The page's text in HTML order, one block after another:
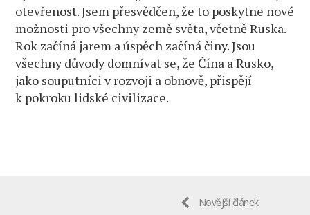
otevřenost. Jsem přesvědčen, že to poskytne nové
možnosti pro všechny země světa, včetně Ruska.
Rok začíná jarem a úspěch začíná činy. Jsou
všechny důvody domnívat se, že Čína a Rusko,
jako souputníci v rozvoji a obnově, přispějí
k pokroku lidské civilizace.
Novější článek